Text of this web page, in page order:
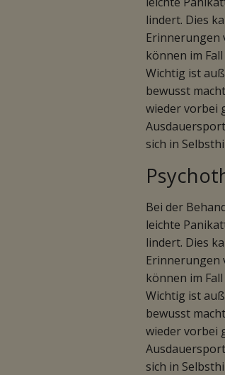
lindert. Dies
Erinnerungen
können im
Wichtig ist
bewusst
wieder vorbei
sich in
Bei der
leichte
lindert. Dies
Erinnerungen
können im
Wichtig ist
bewusst
wieder vorbei
sich in